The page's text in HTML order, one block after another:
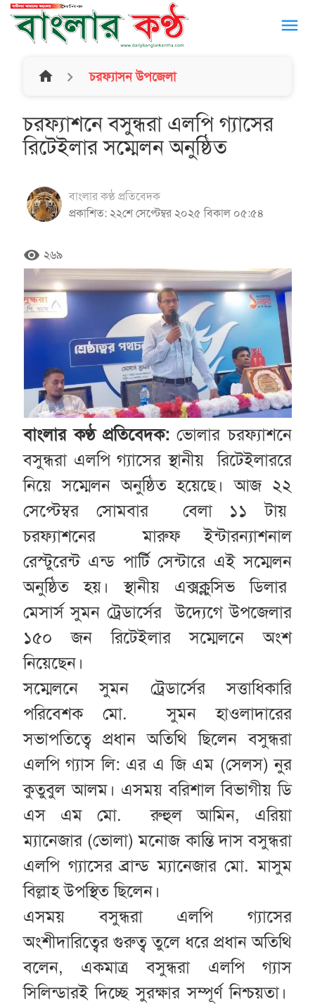
menu
home চরফ্যাসন উপজেলা
চরফ্যাশনে বসুন্ধরা এলপি গ্যাসের
রিটেইলার সম্মেলন অনুষ্ঠিত
বাংলার কণ্ঠ প্রতিবেদক
প্রকাশিত: ২২শে সেপ্টেম্বর ২০২৫ বিকাল ০৫:৫৪
remove_red_eye ২৬৯
বাংলার কণ্ঠ প্রতিবেদক:ভোলার চরফ্যাশনে
বসুন্ধরা এলপি গ্যাসের স্থানীয় রিটেইলাররে
নিয়ে সম্মেলন অনুষ্ঠিত হয়েছে। আজ ২২
সেপ্টেম্বর সোমবার বেলা ১১ টায়
চরফ্যাশনের মারুফ ইন্টারন্যাশনাল
রেস্টুরেন্ট এন্ড পার্টি সেন্টারে এই সম্মেলন
অনুষ্ঠিত হয়। স্থানীয় এক্সক্লুসিভ ডিলার
মেসার্স সুমন ট্রেডার্সের উদ্যেগে উপজেলার
১৫০ জন রিটেইলার সম্মেলনে অংশ
নিয়েছেন।
সম্মেলনে সুমন ট্রেডার্সের সত্তাধিকারি
পরিবেশক মো. সুমন হাওলাদারের
সভাপতিত্বে প্রধান অতিথি ছিলেন বসুন্ধরা
এলপি গ্যাস লি: এর এ জি এম (সেলস) নুর
কুতুবুল আলম। এসময় বরিশাল বিভাগীয় ডি
এস এম মো. রুহুল আমিন, এরিয়া
ম্যানেজার (ভোলা) মনোজ কান্তি দাস বসুন্ধরা
এলপি গ্যাসের ব্রান্ড ম্যানেজার মো. মাসুম
বিল্লাহ উপস্থিত ছিলেন।
এসময় বসুন্ধরা এলপি গ্যাসের
অংশীদারিত্বের গুরুত্ব তুলে ধরে প্রধান অতিথি
বলেন, একমাত্র বসুন্ধরা এলপি গ্যাস
সিলিন্ডারই দিচ্ছে সুরক্ষার সম্পূর্ণ নিশ্চয়তা।